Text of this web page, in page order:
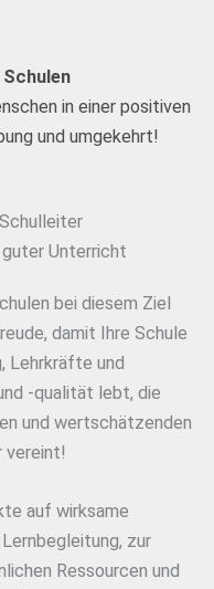
in einer positiven
und umgekehrt!
Unterricht
bei diesem Ziel
damit Ihre Schule
Lehrkräfte und
-qualität lebt, die
und wertschätzenden
vereint!
auf wirksame
zur
Ressourcen und